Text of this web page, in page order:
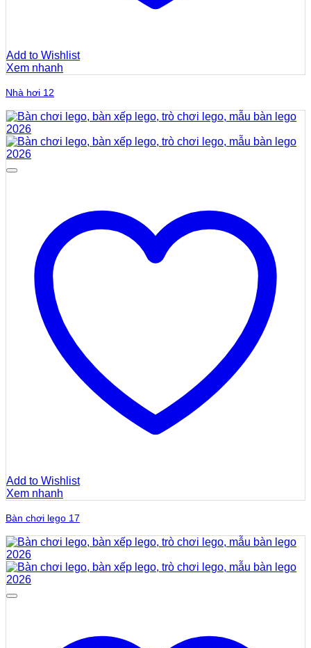
Add to Wishlist
Xem nhanh
Nhà hơi 12
Add to Wishlist
Xem nhanh
Bàn chơi lego 17